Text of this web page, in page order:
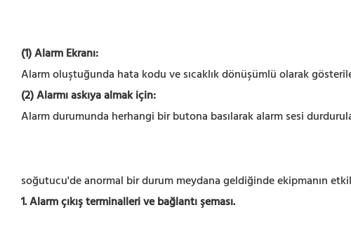
(1) Alarm Ekranı:
Alarm oluştuğunda hata kodu ve sıcaklık dönüşümlü olarak
(2) Alarmı askıya almak için:
Alarm durumunda herhangi bir butona basılarak alarm sesi
soğutucu'de anormal bir durum meydana geldiğinde ekipmanın
1. Alarm çıkış terminalleri ve bağlantı şeması.